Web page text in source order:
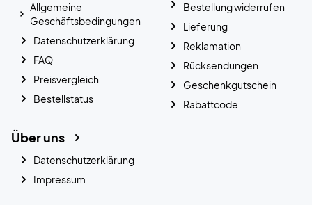
Allgemeine
Geschäftsbedingungen
Datenschutzerklärung
FAQ
Preisvergleich
Bestellstatus
Bestellung widerrufen
Lieferung
Reklamation
Rücksendungen
Geschenkgutschein
Rabattcode
Über uns
Datenschutzerklärung
Impressum